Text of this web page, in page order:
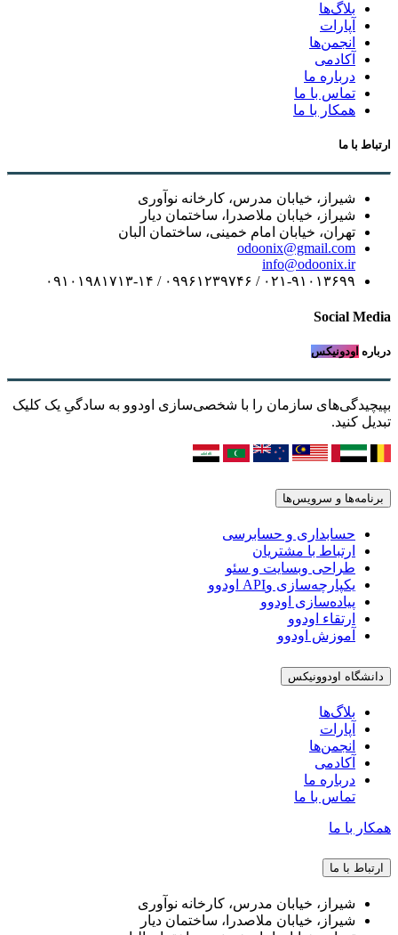
بلاگ‌ها
آپارات
انجمن‌ها
آکادمی
درباره ما
تماس با ما
همکار با ما
ارتباط با ما
شیراز، خیابان مدرس، کارخانه نوآوری
شیراز، خیابان ملاصدرا، ساختمان دیار
تهران، خیابان امام خمینی، ساختمان البان
odoonix@gmail.com
info@odoonix.ir
۰۲۱-۹۱۰۱۳۶۹۹ / ۰۹۹۶۱۲۳۹۷۴۶ / ۰۹۱۰۱۹۸۱۷۱۳-۱۴
Social Media
درباره اودونیکس
بپیچیدگی‌های سازمان را با شخصی‌سازی اودوو به سادگیِ یک کلیک
تبدیل کنید.
برنامه‌ها و سرویس‌ها
حسابداری و حسابرسی
ارتباط با مشتریان
طراحی وبسایت و سئو
یکپارچه‌سازی وAPI اودوو
پیاده‌سازی اودوو
ارتقاء اودوو
آموزش اودوو
دانشگاه اودوونیکس
بلاگ‌ها
آپارات
انجمن‌ها
آکادمی
درباره ما
تماس با ما
همکار با ما
ارتباط با ما
شیراز، خیابان مدرس، کارخانه نوآوری
شیراز، خیابان ملاصدرا، ساختمان دیار